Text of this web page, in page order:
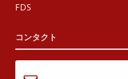
FDS
コンタクト